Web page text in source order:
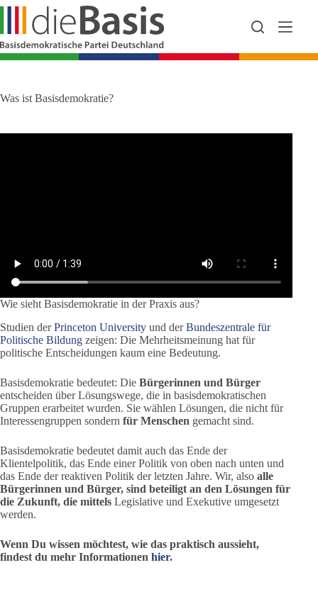
Zum
springen
Was ist Basisdemokratie?
Wie sieht Basisdemokratie in der Praxis aus?
Studien derPrinceton University und derBundeszentrale für
Politische Bildung zeigen: Die Mehrheitsmeinung hat für
politische Entscheidungen kaum eine Bedeutung.
Basisdemokratie bedeutet: Die Bürgerinnen und Bürger
entscheiden über Lösungswege, die in basisdemokratischen
Gruppen erarbeitet wurden. Sie wählen Lösungen, die nicht für
Interessengruppen sondern für Menschen gemacht sind.
Basisdemokratie bedeutet damit auch das Ende der
Klientelpolitik, das Ende einer Politik von oben nach unten und
das Ende der reaktiven Politik der letzten Jahre. Wir, also alle
Bürgerinnen und Bürger, sind beteiligt an den Lösungen für
die Zukunft, die mittels Legislative und Exekutive umgesetzt
werden.
Wenn Du wissen möchtest, wie das praktisch aussieht,
findest du mehr Informationen hier.